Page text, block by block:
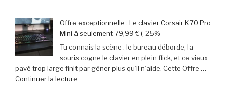
:
succès
phénoménal
grâce
à
une
Gaming
:
‘Street
Fighter
6’
explose
Offre exceptionnelle : Le clavier Corsair K70 Pro
Mini à seulement 79,99 € (-25%
Tu connais la scène : le bureau déborde, la
souris cogne le clavier en plein flick, et ce vieux
pavé trop large finit par gêner plus qu’il n’aide. Cette Offre …
Continuer la lecture